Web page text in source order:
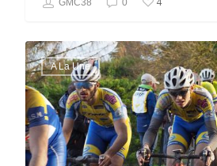
GMC38 0
A La Une